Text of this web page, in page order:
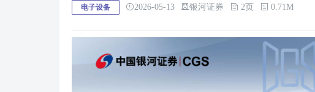
电子设备 2026-05-13 银河证券 2页 0.71M